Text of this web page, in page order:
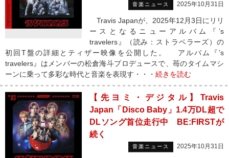
音楽ニュース 2025年10月31日
Travis Japanが、2025年12月3日にリリ
ースとなるニューアルバム『’s
travelers』（読み：ストラベラーズ）の
初回T盤の詳細とティザー映像を公開した。 アルバム『’s
travelers』はメンバーの松倉海斗プロデュースで、苺のタイムマシ
ーンに乗って多彩な時代と音楽を表現す・・・ 続きを読む
【先ヨミ・デジタル】Travis
Japan「Disco Baby」1.4万DL超で
DLソング首位走行中 BE:FIRSTが
続く
音楽ニュース 2025年10月31日